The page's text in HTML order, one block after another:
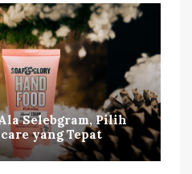
Selebgram, Pilih
yang Tepat